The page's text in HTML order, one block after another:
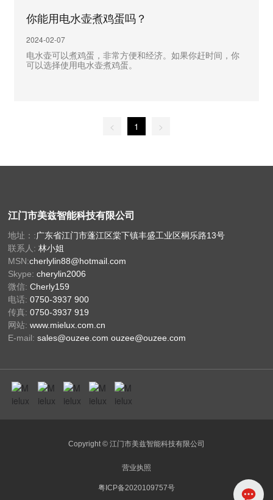
你能用电水壶煮鸡蛋吗？
2024-02-07
电水壶可以煮鸡蛋，非常方便和经济。如果你赶时间，你
可以选择使用电水壶煮鸡蛋。
< 1 >
江门市美兹智能科技有限公司
地址：:广东省江门市蓬江区棠下镇丰盛工业区桐乐路13号
联系人: 林小姐
MSN:cherlylin88@hotmail.com
Skype: cherylin2006
微信: Cherly159
电话:0750-3937 900
传真: 0750-3937 919
网站:www.mielux.com.cn
E-mail: sales@ouzee.com ouzee@ouzee.com
Copyright © 江门市美兹智能科技有限公司
营业执照
粤ICP备2020109757号